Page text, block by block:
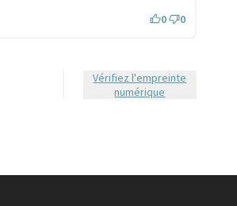
0 0
Vérifiez l'empreinte
numérique